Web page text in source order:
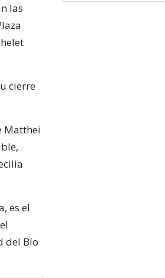
las
cierre
Matthei
es el
del Bío